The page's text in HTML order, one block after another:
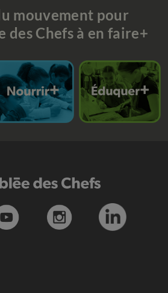
mouvement pour
des Chefs à en faire+